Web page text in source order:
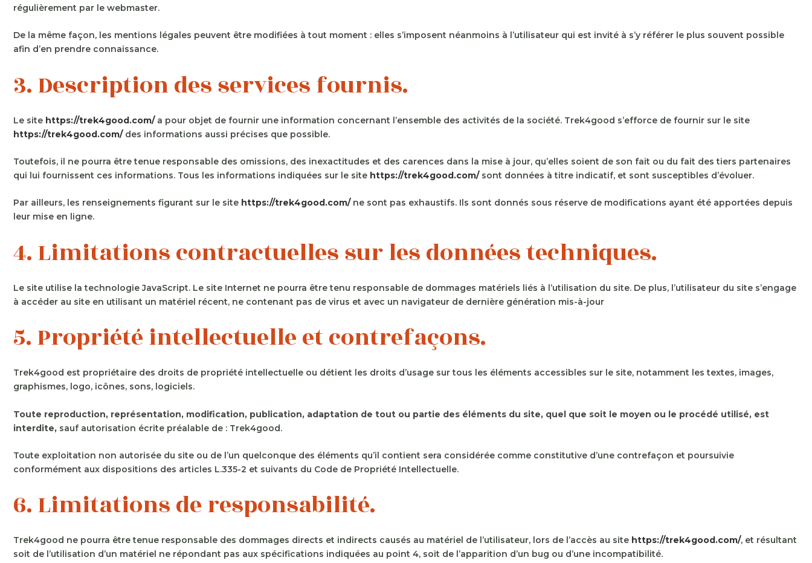
régulièrement par le webmaster.
De la même façon, les mentions légales peuvent être modifiées à tout moment : elles s’imposent néanmoins à l’utilisateur qui est invité à s’y référer le plus souvent possible
afin d’en prendre connaissance.
3. Description des services fournis.
Le site https://trek4good.com/a pour objet de fournir une information concernant l’ensemble des activités de la société. Trek4good s’efforce de fournir sur le site
https://trek4good.com/des informations aussi précises que possible.
Toutefois, il ne pourra être tenue responsable des omissions, des inexactitudes et des carences dans la mise à jour, qu’elles soient de son fait ou du fait des tiers partenaires
qui lui fournissent ces informations. Tous les informations indiquées sur le site https://trek4good.com/sont données à titre indicatif, et sont susceptibles d’évoluer.
Par ailleurs, les renseignements figurant sur le site https://trek4good.com/ne sont pas exhaustifs. Ils sont donnés sous réserve de modifications ayant été apportées depuis
leur mise en ligne.
4. Limitations contractuelles sur les données techniques.
Le site utilise la technologie JavaScript. Le site Internet ne pourra être tenu responsable de dommages matériels liés à l’utilisation du site. De plus, l’utilisateur du site s’engage
à accéder au site en utilisant un matériel récent, ne contenant pas de virus et avec un navigateur de dernière génération mis-à-jour
5. Propriété intellectuelle et contrefaçons.
Trek4good est propriétaire des droits de propriété intellectuelle ou détient les droits d’usage sur tous les éléments accessibles sur le site, notamment les textes, images,
graphismes, logo, icônes, sons, logiciels.
Toute reproduction, représentation, modification, publication, adaptation de tout ou partie des éléments du site, quel que soit le moyen ou le procédé utilisé, est
interdite, sauf autorisation écrite préalable de : Trek4good.
Toute exploitation non autorisée du site ou de l’un quelconque des éléments qu’il contient sera considérée comme constitutive d’une contrefaçon et poursuivie
conformément aux dispositions des articles L.335-2 et suivants du Code de Propriété Intellectuelle.
6. Limitations de responsabilité.
Trek4good ne pourra être tenue responsable des dommages directs et indirects causés au matériel de l’utilisateur, lors de l’accès au site https://trek4good.com/, et résultant
soit de l’utilisation d’un matériel ne répondant pas aux spécifications indiquées au point 4, soit de l’apparition d’un bug ou d’une incompatibilité.